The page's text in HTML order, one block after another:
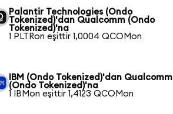
Palantir Technologies (Ondo
Tokenized)'dan Qualcomm (Ondo
Tokenized)'na
1 PLTRon eşittir 1,0004 QCOMon
IBM (Ondo Tokenized)'dan Qualcomm
(Ondo Tokenized)'na
1 IBMon eşittir 1,4123 QCOMon